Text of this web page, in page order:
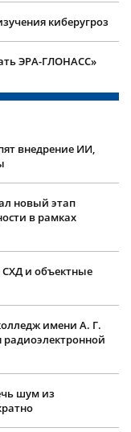
киберугроз
ЭРА-ГЛОНАСС»
внедрение ИИ,
новый этап
в рамках
и объектные
имени А. Г.
радиоэлектронной
шум из